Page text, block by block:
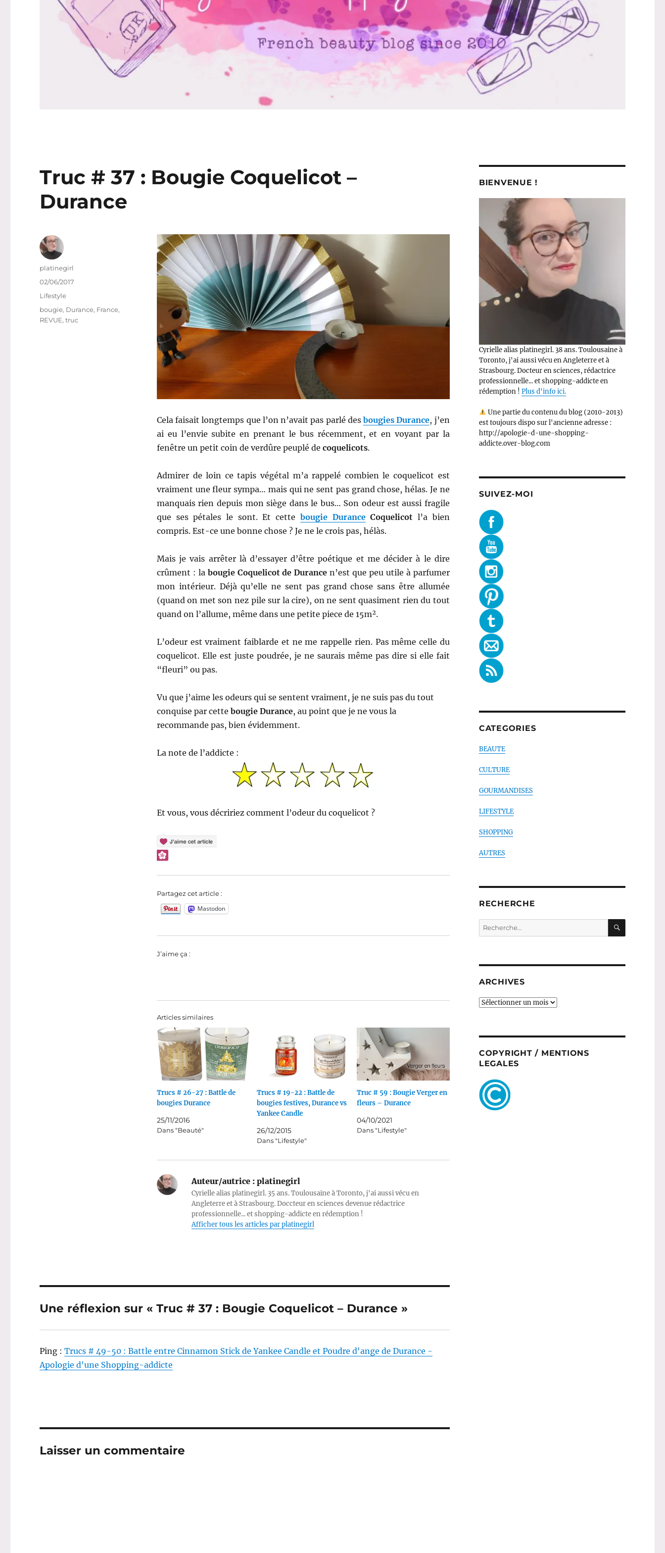
Truc # 37 : Bougie Coquelicot –
Durance
Cela faisait longtemps que l’on n’avait pas parlé desbougies Durance, j’en
ai eu l’envie subite en prenant le bus récemment, et en voyant par la
fenêtre un petit coin de verdûre peuplé de coquelicots.
Admirer de loin ce tapis végétal m’a rappelé combien le coquelicot est
vraiment une fleur sympa… mais qui ne sent pas grand chose, hélas. Je ne
manquais rien depuis mon siège dans le bus… Son odeur est aussi fragile
que ses pétales le sont. Et cette bougie Durance Coquelicot l’a bien
compris. Est-ce une bonne chose ? Je ne le crois pas, hélàs.
Mais je vais arrêter là d’essayer d’être poétique et me décider à le dire
crûment : la bougie Coquelicot de Durance n’est que peu utile à parfumer
mon intérieur. Déjà qu’elle ne sent pas grand chose sans être allumée
(quand on met son nez pile sur la cire), on ne sent quasiment rien du tout
quand on l’allume, même dans une petite piece de 15m².
L’odeur est vraiment faiblarde et ne me rappelle rien. Pas même celle du
coquelicot. Elle est juste poudrée, je ne saurais même pas dire si elle fait
“fleuri” ou pas.
Vu que j’aime les odeurs qui se sentent vraiment, je ne suis pas du tout
conquise par cette bougie Durance, au point que je ne vous la
recommande pas, bien évidemment.
La note de l’addicte :
Et vous, vous décririez comment l’odeur du coquelicot ?
Partagez cet article :
Mastodon
J’aime ça :
Articles similaires
Trucs # 26-27 : Battle de
bougies Durance
25/11/2016
Dans "Beauté"
Trucs # 19-22 : Battle de
bougies festives, Durance vs
Yankee Candle
26/12/2015
Dans "Lifestyle"
Truc # 59 : Bougie Verger en
fleurs – Durance
04/10/2021
Dans "Lifestyle"
Auteur/autrice :platinegirl
Cyrielle alias platinegirl. 35 ans. Toulousaine à Toronto, j'ai aussi vécu en
Angleterre et à Strasbourg. Doccteur en sciences devenue rédactrice
professionnelle... et shopping-addicte en rédemption !
Afficher tous les articles par platinegirl
Auteur
platinegirl
Publié
le
02/06/2017
Catégories
Lifestyle
Étiquettes
bougie, Durance, France,
REVUE,truc
Une réflexion sur « Truc # 37 : Bougie Coquelicot – Durance »
Ping :Trucs # 49-50 : Battle entre Cinnamon Stick de Yankee Candle et Poudre d'ange de Durance -
Apologie d'une Shopping-addicte
Laisser un commentaire
BIENVENUE !
Cyrielle alias platinegirl. 38 ans. Toulousaine à
Toronto, j'ai aussi vécu en Angleterre et à
Strasbourg. Docteur en sciences, rédactrice
professionnelle... et shopping-addicte en
rédemption ! Plus d'info ici.
Une partie du contenu du blog (2010-2013)
est toujours dispo sur l'ancienne adresse :
http://apologie-d-une-shopping-
addicte.over-blog.com
SUIVEZ-MOI
CATEGORIES
BEAUTE
CULTURE
GOURMANDISES
LIFESTYLE
SHOPPING
AUTRES
RECHERCHE
Recherche
pour :
ARCHIVES
ARCHIVES
COPYRIGHT / MENTIONS
LEGALES